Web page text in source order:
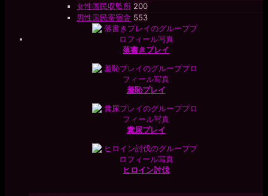
女性国民収監所 200
男性国民寄宿舎 553
落書きプレイ
羞恥プレイ
糞尿プレイ
ヒロイン討伐